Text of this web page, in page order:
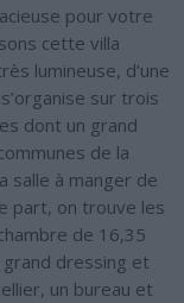
pour votre
cette villa
lumineuse, d’une
sur trois
dont un grand
de la
salle à manger de
part, on trouve les
de 16,35
grand dressing et
un bureau et